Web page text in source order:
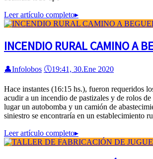
Leer artículo completo▸
INCENDIO RURAL CAMINO A
👤Infolobos 🕔19:41, 30.Ene 2020
Hace instantes (16:15 hs.), fueron requeridos
acudir a un incendio de pastizales y de rolos
lugar un autobomba y un camión de
siniestro se encontraría en un establecimiento
Leer artículo completo▸